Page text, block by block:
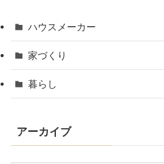
ハウスメーカー
家づくり
暮らし
アーカイブ